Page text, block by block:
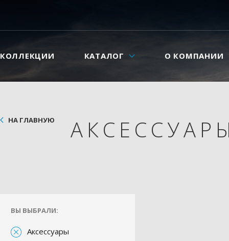
КОЛЛЕКЦИИ КАТАЛОГ О КОМПАНИИ
НА ГЛАВНУЮ
ВЫ ВЫБРАЛИ:
Аксессуары